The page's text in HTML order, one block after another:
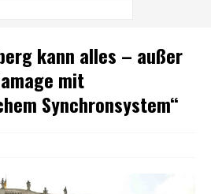
kann alles – außer
mit
Synchronsystem“